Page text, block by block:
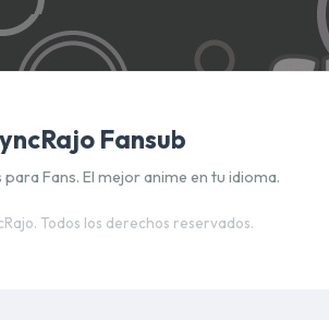
Fansub
Fans. El mejor anime en tu idioma.
Todos los derechos reservados.